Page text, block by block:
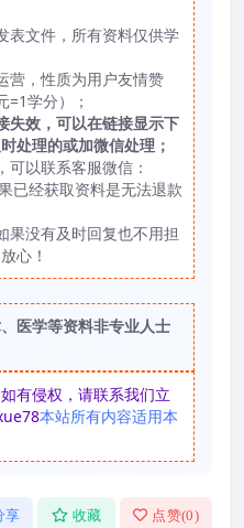
表文件，所有资料仅供学
营，性质为用户友情赞
=1学分）；
失效，可以在链接显示下
处理的或加微信处理；
可以联系客服微信：
已经获取资料是无法退款
果没有及时回复也不用担
心！
医学等资料非专业人士
有侵权，请联系我们立
本站所有内容适用本
享 收藏 点赞(0)